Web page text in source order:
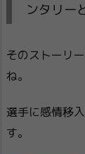
ンタリー
そのストーリ
ね。
選手に感情移
す。